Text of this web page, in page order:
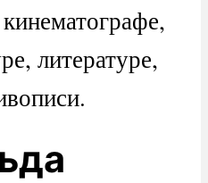
литературе,